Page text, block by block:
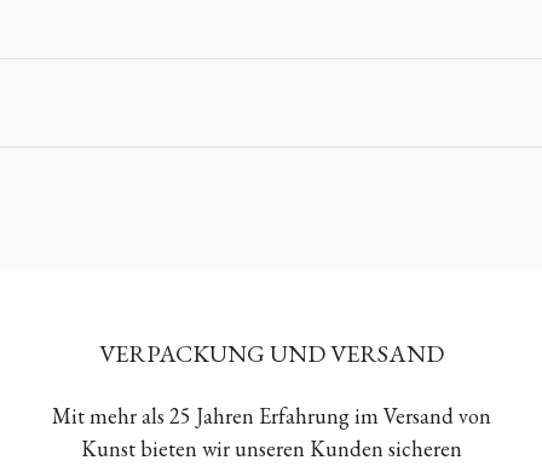
VERPACKUNG UND VERSAND
Mit mehr als 25 Jahren Erfahrung im Versand von
Kunst bieten wir unseren Kunden sicheren